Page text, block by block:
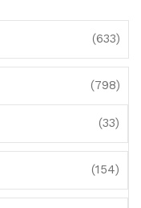
(633)
(798)
(33)
(154)